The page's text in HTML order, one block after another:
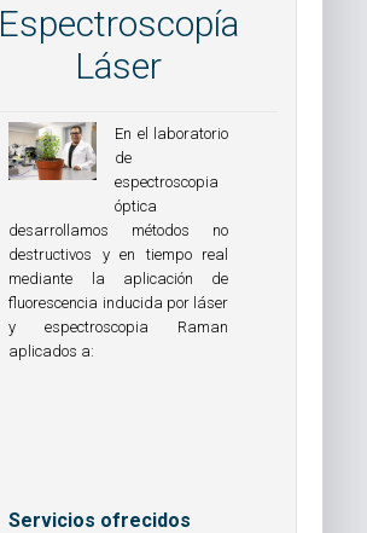
Espectroscopía
Láser
En el laboratorio
de
espectroscopia
óptica
desarrollamos métodos no
destructivos y en tiempo real
mediante la aplicación de
fluorescencia inducida por láser
y espectroscopia Raman
aplicados a:
Servicios ofrecidos